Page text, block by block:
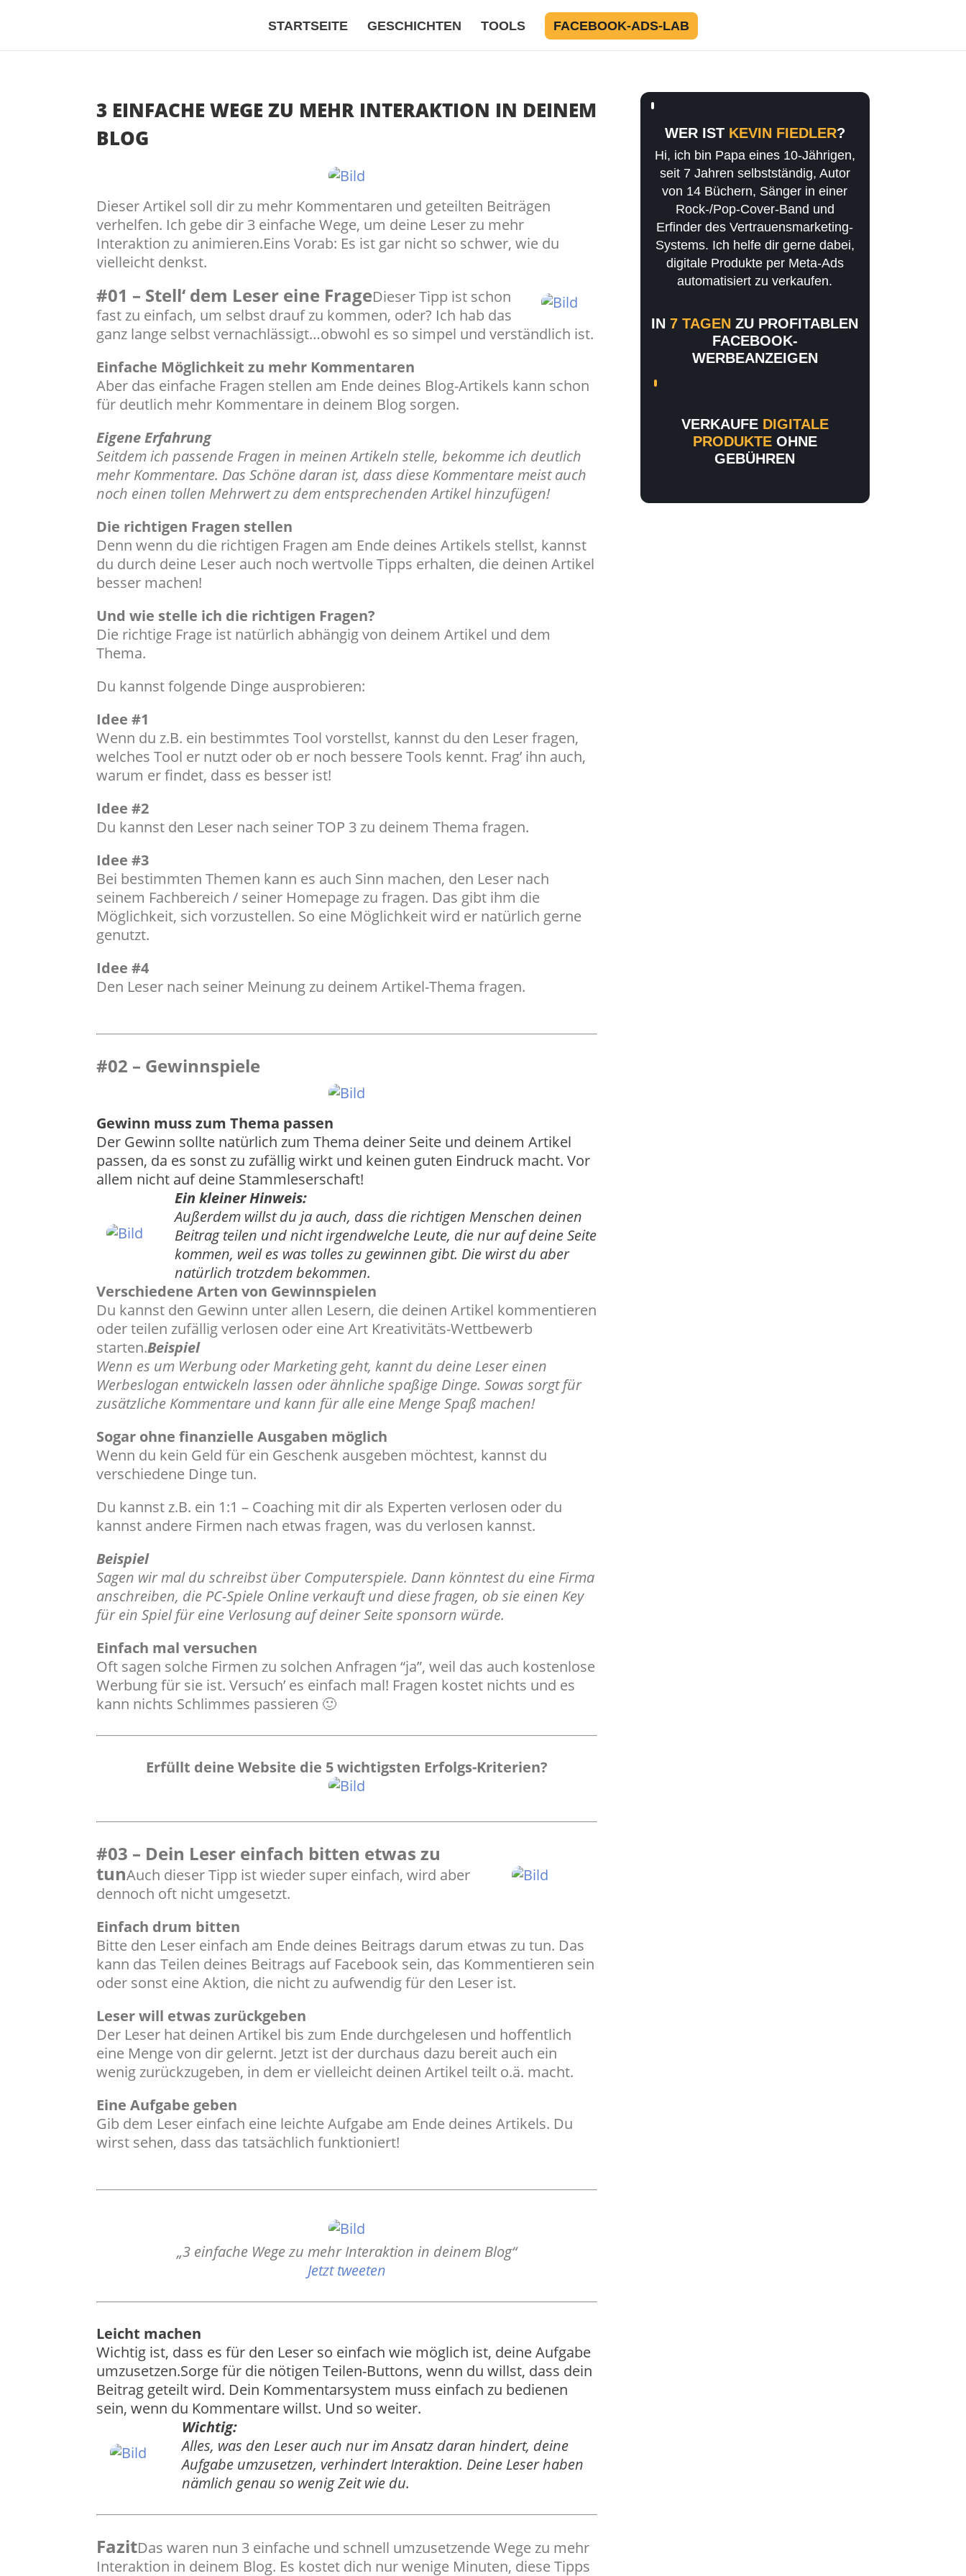
STARTSEITE GESCHICHTEN TOOLS FACEBOOK-ADS-LAB
3 EINFACHE WEGE ZU MEHR INTERAKTION IN DEINEM
BLOG
Dieser Artikel soll dir zu mehr Kommentaren und geteilten Beiträgen
verhelfen. Ich gebe dir 3 einfache Wege, um deine Leser zu mehr
Interaktion zu animieren.Eins Vorab: Es ist gar nicht so schwer, wie du
vielleicht denkst.
#01 – Stell‘ dem Leser eine FrageDieser Tipp ist schon
fast zu einfach, um selbst drauf zu kommen, oder? Ich hab das
ganz lange selbst vernachlässigt…obwohl es so simpel und verständlich ist.
Einfache Möglichkeit zu mehr Kommentaren
Aber das einfache Fragen stellen am Ende deines Blog-Artikels kann schon
für deutlich mehr Kommentare in deinem Blog sorgen.
Eigene Erfahrung
Seitdem ich passende Fragen in meinen Artikeln stelle, bekomme ich deutlich
mehr Kommentare. Das Schöne daran ist, dass diese Kommentare meist auch
noch einen tollen Mehrwert zu dem entsprechenden Artikel hinzufügen!
Die richtigen Fragen stellen
Denn wenn du die richtigen Fragen am Ende deines Artikels stellst, kannst
du durch deine Leser auch noch wertvolle Tipps erhalten, die deinen Artikel
besser machen!
Und wie stelle ich die richtigen Fragen?
Die richtige Frage ist natürlich abhängig von deinem Artikel und dem
Thema.
Du kannst folgende Dinge ausprobieren:
Idee #1
Wenn du z.B. ein bestimmtes Tool vorstellst, kannst du den Leser fragen,
welches Tool er nutzt oder ob er noch bessere Tools kennt. Frag’ ihn auch,
warum er findet, dass es besser ist!
Idee #2
Du kannst den Leser nach seiner TOP 3 zu deinem Thema fragen.
Idee #3
Bei bestimmten Themen kann es auch Sinn machen, den Leser nach
seinem Fachbereich / seiner Homepage zu fragen. Das gibt ihm die
Möglichkeit, sich vorzustellen. So eine Möglichkeit wird er natürlich gerne
genutzt.
Idee #4
Den Leser nach seiner Meinung zu deinem Artikel-Thema fragen.
#02 – Gewinnspiele
Gewinn muss zum Thema passen
Der Gewinn sollte natürlich zum Thema deiner Seite und deinem Artikel
passen, da es sonst zu zufällig wirkt und keinen guten Eindruck macht. Vor
allem nicht auf deine Stammleserschaft!
Ein kleiner Hinweis:
Außerdem willst du ja auch, dass die richtigen Menschen deinen
Beitrag teilen und nicht irgendwelche Leute, die nur auf deine Seite
kommen, weil es was tolles zu gewinnen gibt. Die wirst du aber
natürlich trotzdem bekommen.
Verschiedene Arten von Gewinnspielen
Du kannst den Gewinn unter allen Lesern, die deinen Artikel kommentieren
oder teilen zufällig verlosen oder eine Art Kreativitäts-Wettbewerb
starten.Beispiel
Wenn es um Werbung oder Marketing geht, kannt du deine Leser einen
Werbeslogan entwickeln lassen oder ähnliche spaßige Dinge. Sowas sorgt für
zusätzliche Kommentare und kann für alle eine Menge Spaß machen!
Sogar ohne finanzielle Ausgaben möglich
Wenn du kein Geld für ein Geschenk ausgeben möchtest, kannst du
verschiedene Dinge tun.
Du kannst z.B. ein 1:1 – Coaching mit dir als Experten verlosen oder du
kannst andere Firmen nach etwas fragen, was du verlosen kannst.
Beispiel
Sagen wir mal du schreibst über Computerspiele. Dann könntest du eine Firma
anschreiben, die PC-Spiele Online verkauft und diese fragen, ob sie einen Key
für ein Spiel für eine Verlosung auf deiner Seite sponsorn würde.
Einfach mal versuchen
Oft sagen solche Firmen zu solchen Anfragen “ja”, weil das auch kostenlose
Werbung für sie ist. Versuch’ es einfach mal! Fragen kostet nichts und es
kann nichts Schlimmes passieren 🙂
Erfüllt deine Website die 5 wichtigsten Erfolgs-Kriterien?
#03 – Dein Leser einfach bitten etwas zu
tunAuch dieser Tipp ist wieder super einfach, wird aber
dennoch oft nicht umgesetzt.
Einfach drum bitten
Bitte den Leser einfach am Ende deines Beitrags darum etwas zu tun. Das
kann das Teilen deines Beitrags auf Facebook sein, das Kommentieren sein
oder sonst eine Aktion, die nicht zu aufwendig für den Leser ist.
Leser will etwas zurückgeben
Der Leser hat deinen Artikel bis zum Ende durchgelesen und hoffentlich
eine Menge von dir gelernt. Jetzt ist der durchaus dazu bereit auch ein
wenig zurückzugeben, in dem er vielleicht deinen Artikel teilt o.ä. macht.
Eine Aufgabe geben
Gib dem Leser einfach eine leichte Aufgabe am Ende deines Artikels. Du
wirst sehen, dass das tatsächlich funktioniert!
„3 einfache Wege zu mehr Interaktion in deinem Blog“
Jetzt tweeten
Leicht machen
Wichtig ist, dass es für den Leser so einfach wie möglich ist, deine Aufgabe
umzusetzen.Sorge für die nötigen Teilen-Buttons, wenn du willst, dass dein
Beitrag geteilt wird. Dein Kommentarsystem muss einfach zu bedienen
sein, wenn du Kommentare willst. Und so weiter.
Wichtig:
Alles, was den Leser auch nur im Ansatz daran hindert, deine
Aufgabe umzusetzen, verhindert Interaktion. Deine Leser haben
nämlich genau so wenig Zeit wie du.
​FazitDas waren nun 3 einfache und schnell umzusetzende Wege zu mehr
Interaktion in deinem Blog. Es kostet dich nur wenige Minuten, diese Tipps
WER IST KEVIN FIEDLER?
Hi, ich bin Papa eines 10-Jährigen,
seit 7 Jahren selbstständig, Autor
von 14 Büchern, Sänger in einer
Rock-/Pop-Cover-Band und
Erfinder des Vertrauensmarketing-
Systems. Ich helfe dir gerne dabei,
digitale Produkte per Meta-Ads
automatisiert zu verkaufen.
IN7 TAGEN ZU PROFITABLEN
FACEBOOK-
WERBEANZEIGEN
VERKAUFE DIGITALE
PRODUKTEOHNE
GEBÜHREN